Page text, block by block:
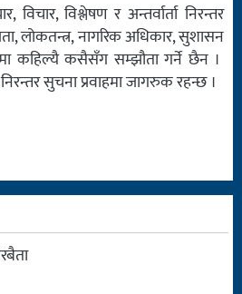
विश्लेषण र अन्तर्वार्ता निरन्तर
लोकतन्त्र, नागरिक अधिकार, सुशासन
कहिल्यै कसैसँग सम्झौता गर्ने छैन ।
सुचना प्रवाहमा जागरुक रहन्छ ।